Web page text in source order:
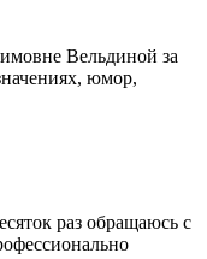
Вельдиной за
юмор,
раз обращаюсь с